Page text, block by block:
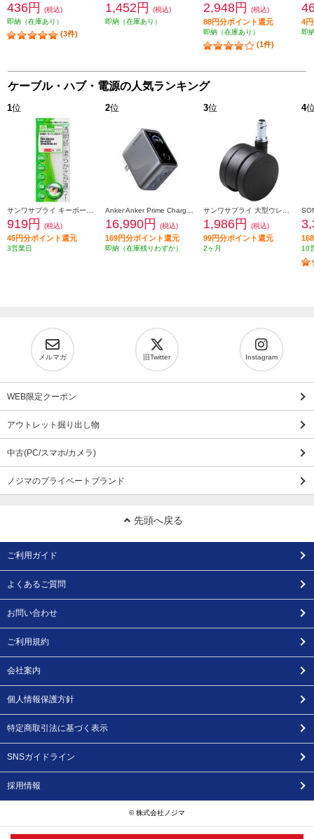
436円
(税込)
即納（在庫あり）
(3件)
1,452円
(税込)
即納（在庫あり）
2,948円 (税込)
88円分ポイント還元
即納（在庫あり）
(1件)
4
即
ケーブル・ハブ・電源の人気ランキング
1位
919円 (税込)
45円分ポイント還元
3営業日
2位
16,990円 (税込)
169円分ポイント還元
即納（在庫残りわずか）
3位
1,986円 (税込)
99円分ポイント還元
2ヶ月
4
10
メルマガ 旧Twitter Instagram
WEB限定クーポン
アウトレット掘り出し物
中古(PC/スマホ/カメラ)
ノジマのプライベートブランド
先頭へ戻る
ご利用ガイド
よくあるご質問
お問い合わせ
ご利用規約
会社案内
個人情報保護方針
特定商取引法に基づく表示
SNSガイドライン
採用情報
© 株式会社ノジマ